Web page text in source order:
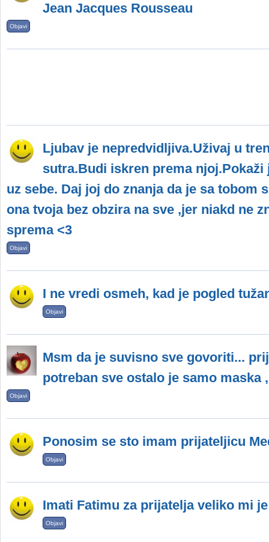
Jean Jacques Rousseau
Objavi
Ljubav je nepredvidljiva.Uživaj u
sutra.Budi iskren prema
uz sebe. Daj joj do znanja da je sa tobom
ona tvoja bez obzira na sve ,jer niakd ne
sprema <3
Objavi
I ne vredi osmeh, kad je pogled
Objavi
Msm da je suvisno sve govoriti...
potreban sve ostalo je samo maska ,
Objavi
Ponosim se sto imam prijateljicu
Objavi
Imati Fatimu za prijatelja veliko mi
Objavi